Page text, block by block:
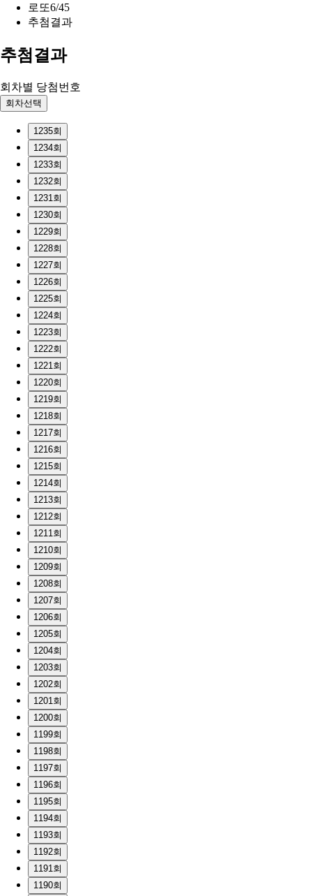
로또6/45
추첨결과
추첨결과
회차별 당첨번호
회차선택
1235회
1234회
1233회
1232회
1231회
1230회
1229회
1228회
1227회
1226회
1225회
1224회
1223회
1222회
1221회
1220회
1219회
1218회
1217회
1216회
1215회
1214회
1213회
1212회
1211회
1210회
1209회
1208회
1207회
1206회
1205회
1204회
1203회
1202회
1201회
1200회
1199회
1198회
1197회
1196회
1195회
1194회
1193회
1192회
1191회
1190회